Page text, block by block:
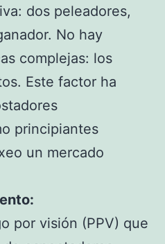
dos peleadores,
No hay
complejas: los
Este factor ha
principiantes
un mercado
por visión (PPV) que